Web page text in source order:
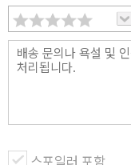
체험한다. 그리고 그
본인만의 시간 단축
본의 명문 와세다대학
활약은 두말할 필요도 없다. 이 책은 출간되자마자
비즈니스 분야에서 1
스포일러 포함